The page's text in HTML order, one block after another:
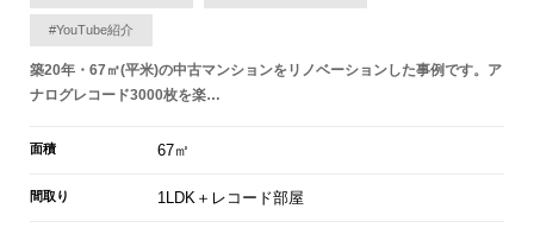
#YouTube紹介
築20年・67㎡(平米)の中古マンションをリノベーションした事例です。ア
ナログレコード3000枚を楽…
面積 67㎡
間取り 1LDK＋レコード部屋